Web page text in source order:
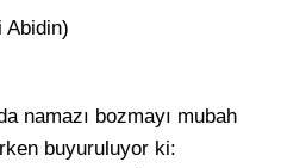
Abidin)
namazı bozmayı mubah
buyuruluyor ki: